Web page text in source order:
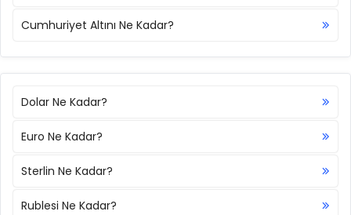
Cumhuriyet Altını Ne Kadar?
Dolar Ne Kadar?
Euro Ne Kadar?
Sterlin Ne Kadar?
Rublesi Ne Kadar?